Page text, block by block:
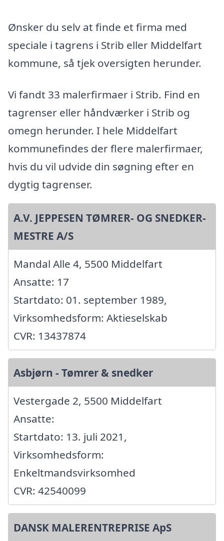
Ønsker du selv at finde et firma med
speciale i tagrens i Strib eller Middelfart
kommune, så tjek oversigten herunder.
Vi fandt 33 malerfirmaer i Strib. Find en
tagrenser eller håndværker i Strib og
omegn herunder. I hele Middelfart
kommunefindes der flere malerfirmaer,
hvis du vil udvide din søgning efter en
dygtig tagrenser.
A.V. JEPPESEN TØMRER- OG SNEDKER-
MESTRE A/S
Mandal Alle 4, 5500 Middelfart
Ansatte: 17
Startdato: 01. september 1989,
Virksomhedsform: Aktieselskab
CVR: 13437874
Asbjørn - Tømrer & snedker
Vestergade 2, 5500 Middelfart
Ansatte:
Startdato: 13. juli 2021,
Virksomhedsform:
Enkeltmandsvirksomhed
CVR: 42540099
DANSK MALERENTREPRISE ApS